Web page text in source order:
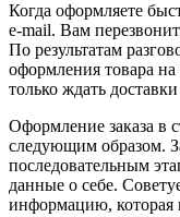
Когда оформляете
e-mail. Вам
По результатам
оформления товара
только ждать
Оформление заказа в
следующим образом.
последовательным
данные о себе.
информацию, которая